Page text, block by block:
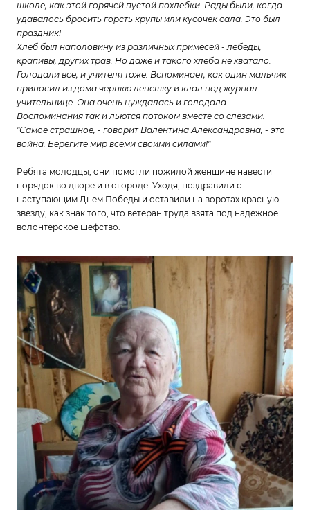
школе, как этой горячей пустой похлебки. Рады были, когда
удавалось бросить горсть крупы или кусочек сала. Это был
праздник!
Хлеб был наполовину из различных примесей - лебеды,
крапивы, других трав. Но даже и такого хлеба не хватало.
Голодали все, и учителя тоже. Вспоминает, как один мальчик
приносил из дома чернкю лепешку и клал под журнал
учительнице. Она очень нуждалась и голодала.
Воспоминания так и льются потоком вместе со слезами.
"Самое страшное, - говорит Валентина Александровна, - это
война. Берегите мир всеми своими силами!"
Ребята молодцы, они помогли пожилой женщине навести
порядок во дворе и в огороде. Уходя, поздравили с
наступающим Днем Победы и оставили на воротах красную
звезду, как знак того, что ветеран труда взята под надежное
волонтерское шефство.